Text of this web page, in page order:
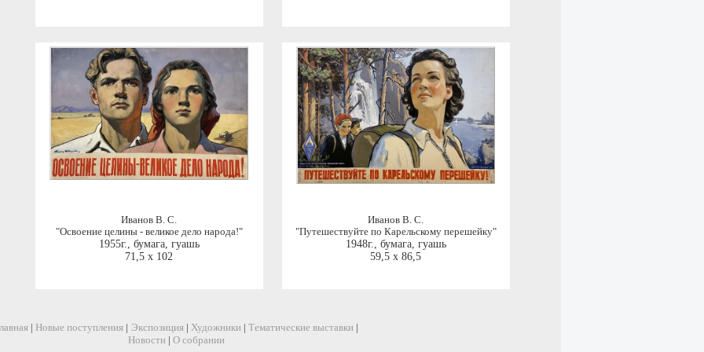
Иванов В. С.
"Освоение целины - великое дело народа!"
1955г., бумага, гуашь
71,5 x 102
Иванов В. С.
"Путешествуйте по Карельскому перешейку"
1948г., бумага, гуашь
59,5 x 86,5
Новые поступления Экспозиция Художники Тематические выставки
Новости
О собрании